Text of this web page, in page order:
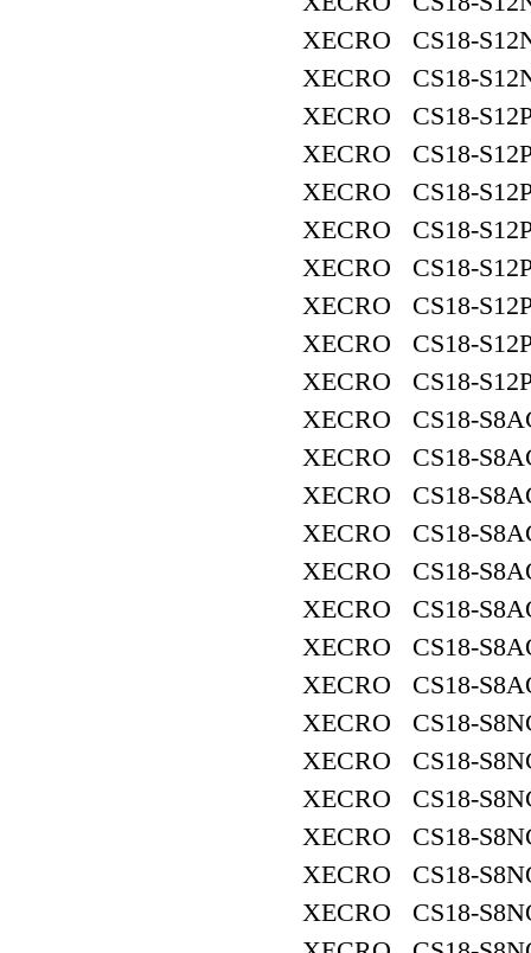
XECRO CS18-
XECRO CS18-
XECRO CS18-
XECRO CS18-
XECRO CS18-
XECRO CS18-
XECRO CS18-
XECRO CS18-
XECRO CS18-
XECRO CS18-
XECRO CS18-
XECRO CS18-
XECRO CS18-
XECRO CS18-
XECRO CS18-
XECRO CS18-
XECRO CS18-
XECRO CS18-
XECRO CS18-
XECRO CS18-
XECRO CS18-
XECRO CS18-
XECRO CS18-
XECRO CS18-